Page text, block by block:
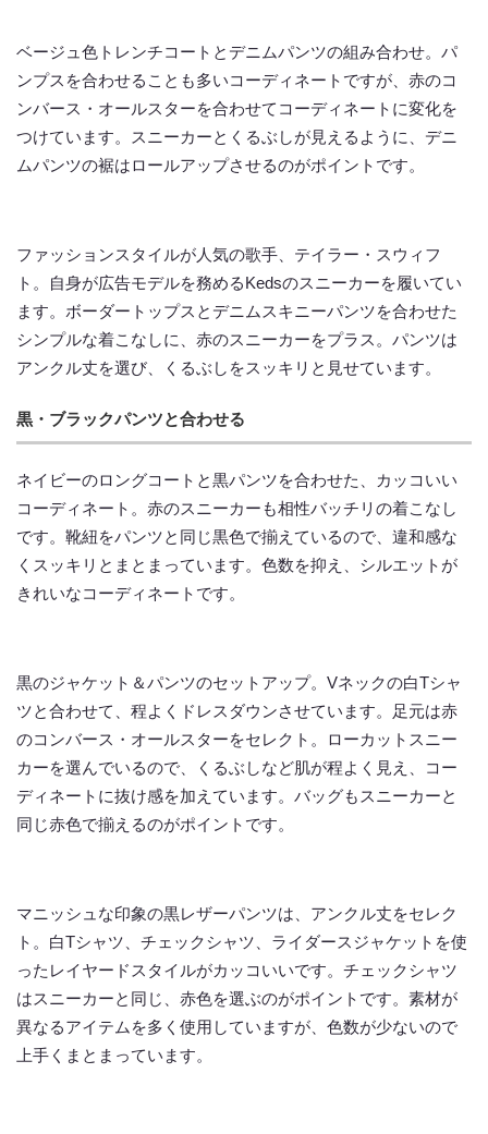
ベージュ色トレンチコートとデニムパンツの組み合わせ。パ
ンプスを合わせることも多いコーディネートですが、赤のコ
ンバース・オールスターを合わせてコーディネートに変化を
つけています。スニーカーとくるぶしが見えるように、デニ
ムパンツの裾はロールアップさせるのがポイントです。
ファッションスタイルが人気の歌手、テイラー・スウィフ
ト。自身が広告モデルを務めるKedsのスニーカーを履いてい
ます。ボーダートップスとデニムスキニーパンツを合わせた
シンプルな着こなしに、赤のスニーカーをプラス。パンツは
アンクル丈を選び、くるぶしをスッキリと見せています。
黒・ブラックパンツと合わせる
ネイビーのロングコートと黒パンツを合わせた、カッコいい
コーディネート。赤のスニーカーも相性バッチリの着こなし
です。靴紐をパンツと同じ黒色で揃えているので、違和感な
くスッキリとまとまっています。色数を抑え、シルエットが
きれいなコーディネートです。
黒のジャケット＆パンツのセットアップ。Vネックの白Tシャ
ツと合わせて、程よくドレスダウンさせています。足元は赤
のコンバース・オールスターをセレクト。ローカットスニー
カーを選んでいるので、くるぶしなど肌が程よく見え、コー
ディネートに抜け感を加えています。バッグもスニーカーと
同じ赤色で揃えるのがポイントです。
マニッシュな印象の黒レザーパンツは、アンクル丈をセレク
ト。白Tシャツ、チェックシャツ、ライダースジャケットを使
ったレイヤードスタイルがカッコいいです。チェックシャツ
はスニーカーと同じ、赤色を選ぶのがポイントです。素材が
異なるアイテムを多く使用していますが、色数が少ないので
上手くまとまっています。